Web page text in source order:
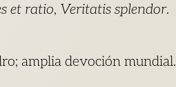
et ratio, Veritatis splendor.
amplia devoción mundial.